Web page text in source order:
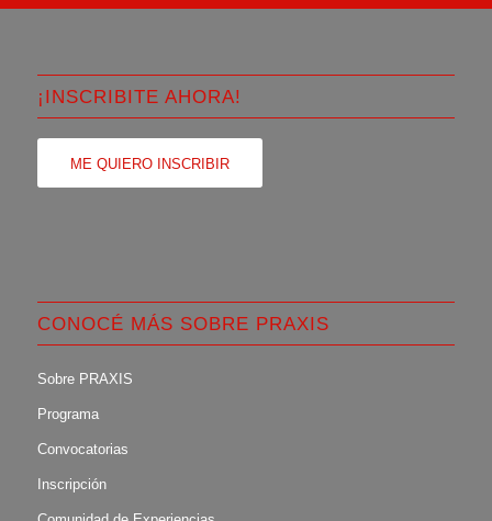
¡INSCRIBITE AHORA!
ME QUIERO INSCRIBIR
CONOCÉ MÁS SOBRE PRAXIS
Sobre PRAXIS
Programa
Convocatorias
Inscripción